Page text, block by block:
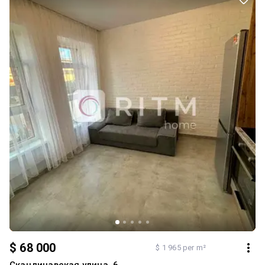
Раціональне планування, сучасні технології будівництва та зручна
локація забезпечать комфортне проживання. Телефонуйте — із
задоволенням надам деталі та допоможу обрати найкращий
варіант для вас!
$ 68 000 $ 1 965 per m²